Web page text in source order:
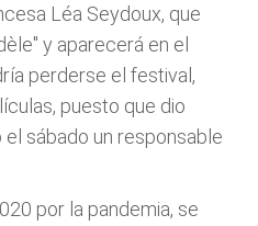
Léa Seydoux, que
y aparecerá en el
perderse el festival,
puesto que dio
sábado un responsable
por la pandemia, se